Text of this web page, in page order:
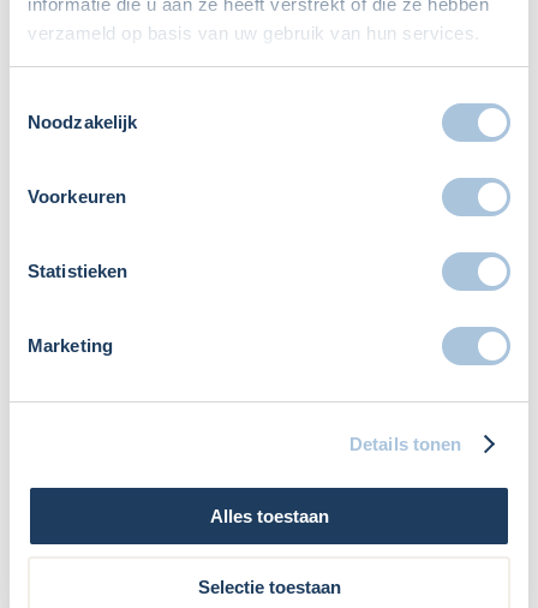
verzameld op basis van uw gebruik van hun services.
Noodzakelijk
Voorkeuren
Statistieken
Marketing
Details tonen
Alles toestaan
Selectie toestaan
Je e-mailadres wordt niet gepubliceerd. Vereiste velden zijn